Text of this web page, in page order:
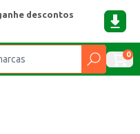
descontos
0